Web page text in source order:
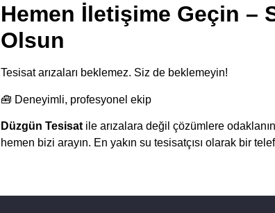
Hemen İletişime Geçin –
Olsun
Tesisat arızaları beklemez. Siz de beklemeyin!
🧰 Deneyimli, profesyonel ekip
Düzgün Tesisatile arızalara değil çözümlere
hemen bizi arayın. En yakın su tesisatçısı olarak bir